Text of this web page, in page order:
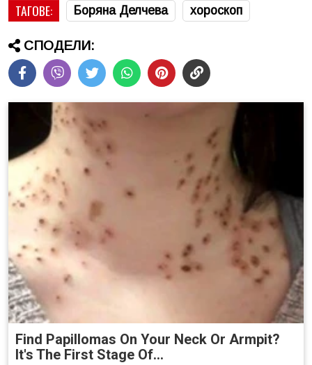
ТАГОВЕ: Боряна Делчева хороскоп
СПОДЕЛИ:
Find Papillomas On Your Neck Or Armpit?
It's The First Stage Of...